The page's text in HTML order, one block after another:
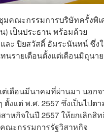
มคณะกรรมการบริษัทครั้งพิเ
เป็นประธาน พร้อมด้วย
ละ ปิยสวัสดิ์ อัมระนันทน์ ซึ่ง
นรายเดือนตั้งแต่เดือนมิถุนา
เดือนมีนาคมที่ผ่านมา นอก
งแต่ พ.ศ. 2557 ซึ่งเป็นไปต
หกิจในปี 2557 ให้ยกเลิกสิ
ณะกรรมการรัฐวิสาหกิจ